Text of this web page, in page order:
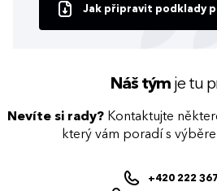
Jak připravit podklady
Náš týmje tu
Nevíte si rady? Kontaktujte
který vám poradí s
+420 222